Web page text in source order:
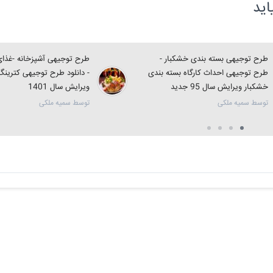
طرح توجیهی آشپزخانه -
- دانلود طرح توجیهی
ویرایش سال 1401
توسط سمیه ملکی
طرح توجیهی بسته بندی خشکبار -
طرح توجیهی احداث کارگاه بسته بندی
خشکبار ویرایش سال 95 جدید
توسط سمیه ملکی